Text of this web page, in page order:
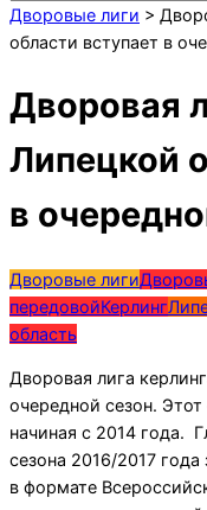
Дворовые лиги >
области вступает в
Дворовая
Липецкой
в
Дворовые лиги
передовойКерлинг
область
Дворовая лига
очередной сезон.
начиная с 2014 года.
сезона 2016/2017
в формате